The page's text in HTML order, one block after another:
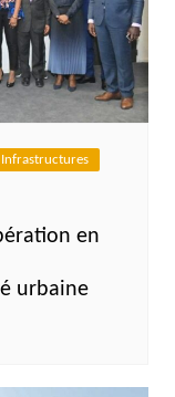
Infrastructures
en
urbaine